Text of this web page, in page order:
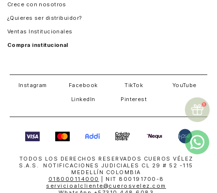
Crece con nosotros
¿Quieres ser distribuidor?
Ventas Institucionales
Compra institucional
Instagram Facebook TikTok YouTube
LinkedIn Pinterest
TODOS LOS DERECHOS RESERVADOS CUEROS VÉLEZ
S.A.S. NOTIFICACIONES JUDICIALES CL 29 # 52 -115
MEDELLÍN COLOMBIA
018000114000
| NIT 800191700-8
servicioalcliente@cuerosvelez.com